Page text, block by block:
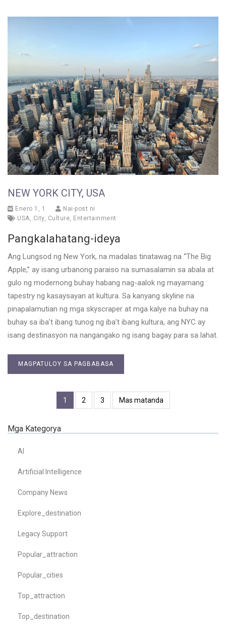
NEW YORK CITY, USA
Enero 1, 1
Nai-post ni
USA
City, Culture Entertainment
Pangkalahatang-ideya
Ang Lungsod ng New York, na madalas tinatawag na “The Big
Apple,” ay isang urbanong paraiso na sumasalamin sa abala at
gulo ng modernong buhay habang nag-aalok ng mayamang
tapestry ng kasaysayan at kultura. Sa kanyang skyline na
pinapalamutian ng mga skyscraper at mga kalye na buhay na
buhay sa iba’t ibang tunog ng iba’t ibang kultura, ang NYC ay
isang destinasyon na nangangako ng isang bagay para sa lahat.
MAGPATULOY SA PAGBABASA
1 2 3 Mas matanda
Mga Kategorya
AI
Artificial Intelligence
Company News
Explore_destination
Legacy Support
Popular_attraction
Popular_cities
Top_attraction
Top_destination